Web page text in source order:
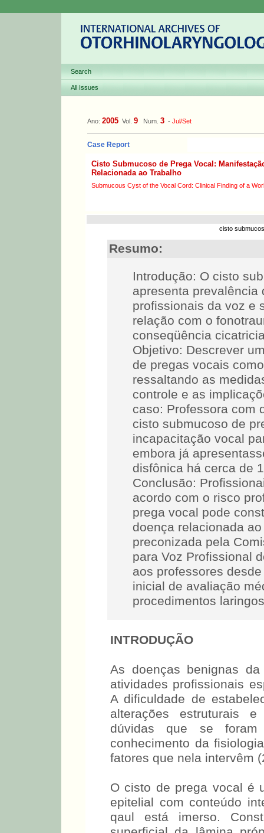
Search
All Issues
Ano: 2005 Vol. 9 Num. 3 - Jul/Set
Case Report
Cisto Submucoso de Prega Vocal:
Relacionada ao Trabalho
Submucous Cyst of the Vocal Cord: Clinical Finding of a
cisto
Resumo:
Introdução: O cisto
apresenta prevalência
profissionais da voz e
relação com o
conseqüência
Objetivo: Descrever
de pregas vocais
ressaltando as
controle e as
caso: Professora com
cisto submucoso de
incapacitação vocal
embora já
disfônica há cerca de
Conclusão:
acordo com o risco
prega vocal pode
doença relacionada
preconizada pela
para Voz Profissional
aos professores
inicial de avaliação
procedimentos
INTRODUÇÃO
As doenças benignas
atividades profissionais
A dificuldade de
alterações estruturais
dúvidas que se
conhecimento da
fatores que nela intervêm
O cisto de prega vocal é
epitelial com conteúdo
qaul está imerso.